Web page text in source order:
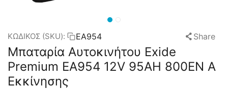
ΚΩΔΙΚΟΣ (SKU): EA954 Share
Μπαταρία Αυτοκινήτου Exide
Premium EA954 12V 95AH 800EN A
Εκκίνησης